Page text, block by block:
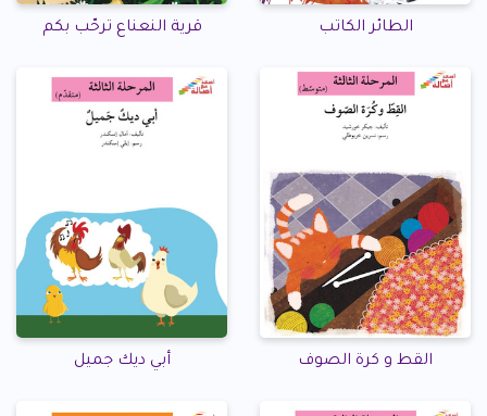
الطائر الكاتب قرية النعناع ترحّب بكم
القط و كرة الصوف أبي ديك جميل